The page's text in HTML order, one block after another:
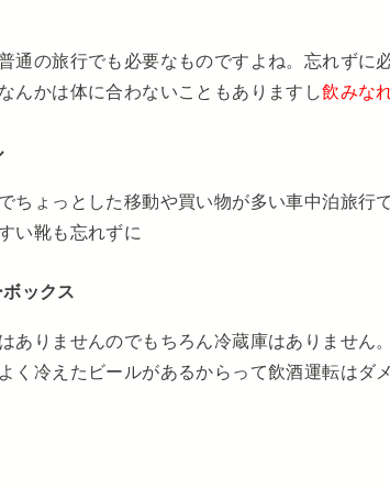
通の旅行でも必要なものですよね。忘れずに
んかは体に合わないこともありますし飲みな
ちょっとした移動や買い物が多い車中泊旅行
い靴も忘れずに
ックス
ありませんのでもちろん冷蔵庫はありません
く冷えたビールがあるからって飲酒運転はダ